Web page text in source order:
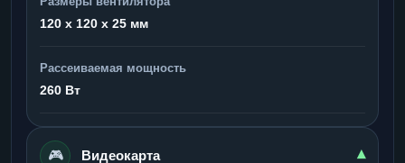
120 x 120 x 25 мм
Рассеиваемая мощность
260 Вт
🎮 Видеокарта ▾